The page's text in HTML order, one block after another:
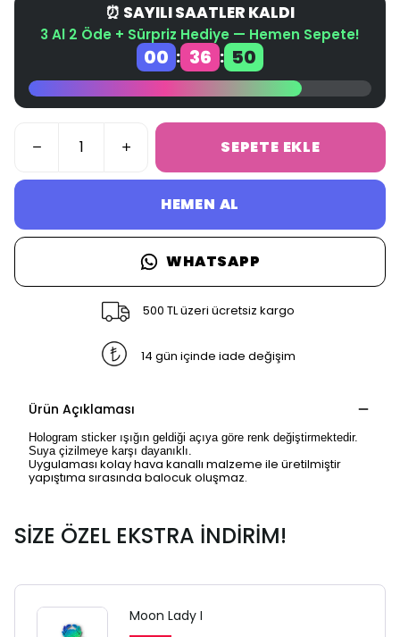
⏰ SAYILI SAATLER KALDI
3 Al 2 Öde + Sürpriz Hediye — Hemen Sepete!
00 : 36 : 49
SEPETE EKLE
HEMEN AL
WHATSAPP
500 TL üzeri ücretsiz kargo
14 gün içinde iade değişim
Ürün Açıklaması
Hologram sticker ışığın geldiği açıya göre renk değiştirmektedir.
Suya çizilmeye karşı dayanıklı.
Uygulaması kolay hava kanallı malzeme ile üretilmiştir
yapıştıma sırasında balocuk oluşmaz.
SİZE ÖZEL EKSTRA İNDİRİM!
Moon Lady I